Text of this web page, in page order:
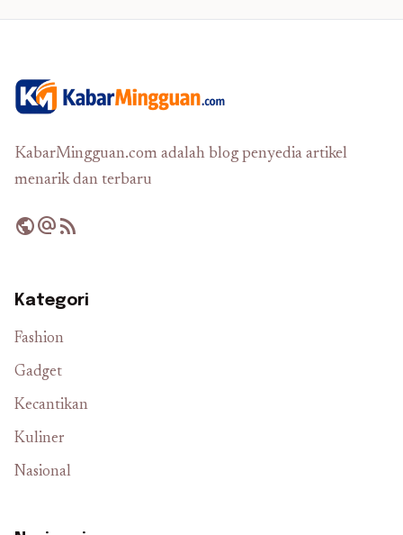
KabarMingguan.com adalah blog penyedia artikel
menarik dan terbaru
publicalternate_emailrss_feed
Kategori
Fashion
Gadget
Kecantikan
Kuliner
Nasional